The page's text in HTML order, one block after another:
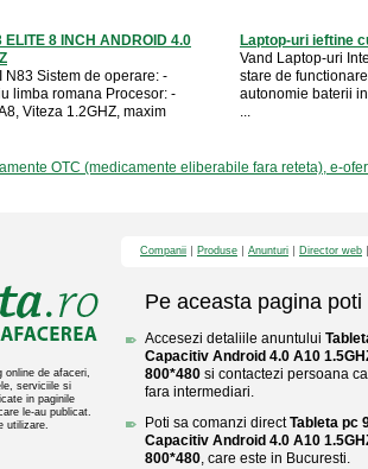
8 INCH ANDROID 4.0
N83 Sistem de operare: -
limba romana Procesor: -
Viteza 1.2GHZ, maxim
Laptop-uri ieftine
Vand Laptop-uri
stare de
autonomie baterii
...
OTC (medicamente eliberabile fara reteta), e-
online de afaceri,
serviciile si
in paginile
le-au publicat.
utilizare.
Companii Produse Anunturi Director web
Pe aceasta pagina poti
Accesezi detaliile anuntului
Capacitiv Android 4.0 A10
800*480 si contactezi persoana
fara intermediari.
Poti sa comanzi directTableta pc
Capacitiv Android 4.0 A10
800*480, care este in Bucuresti.